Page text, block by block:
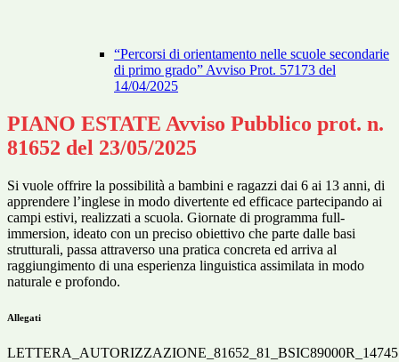
“Percorsi di orientamento nelle scuole secondarie
di primo grado” Avviso Prot. 57173 del
14/04/2025
PIANO ESTATE Avviso Pubblico prot. n.
81652 del 23/05/2025
Si vuole offrire la possibilità a bambini e ragazzi dai 6 ai 13 anni, di
apprendere l’inglese in modo divertente ed efficace partecipando ai
campi estivi, realizzati a scuola. Giornate di programma full-
immersion, ideato con un preciso obiettivo che parte dalle basi
strutturali, passa attraverso una pratica concreta ed arriva al
raggiungimento di una esperienza linguistica assimilata in modo
naturale e profondo.
Allegati